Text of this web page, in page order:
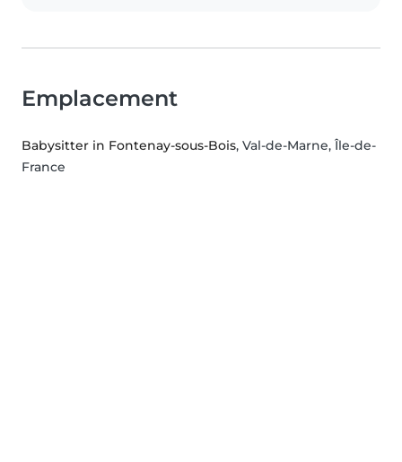
Emplacement
Babysitter in Fontenay-sous-Bois, Val-de-Marne, Île-de-
France